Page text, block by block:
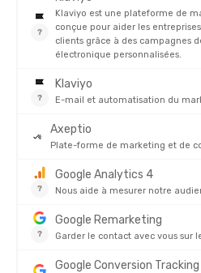
CARE PLUS
KIT FIRST AID PROFESSIONAL
EN STOCK - EXPÉDIÉ EN 24/48H
67,95 €